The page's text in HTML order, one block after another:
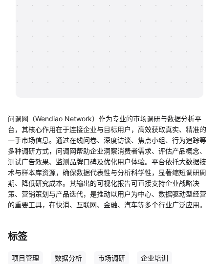
支持
知识分享社区
问调网（Wendiao Network）作为专业的市场调研与数据分析平
台，其核心作用在于连接企业与目标用户，高效获取真实、精准的
一手市场信息。通过在线问卷、深度访谈、焦点小组、行为追踪等
多种调研方式，问调网帮助企业洞察消费者需求、评估产品概念、
测试广告效果、监测品牌口碑及优化用户体验。平台依托大数据技
术与样本库资源，确保数据代表性与分析科学性，显著缩短调研周
期、降低研究成本。其输出的可视化报告可直接支持企业战略决
策、营销策划与产品迭代，是推动以用户为中心、数据驱动型经营
的重要工具，在快消、互联网、金融、汽车等多个行业广泛应用。
标签
项目管理 数据分析 市场调研 企业培训